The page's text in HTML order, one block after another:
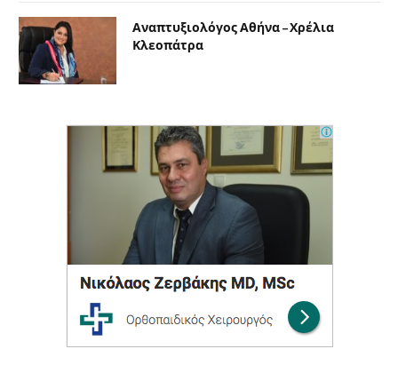
Αναπτυξιολόγος Αθήνα – Χρέλια
Κλεοπάτρα